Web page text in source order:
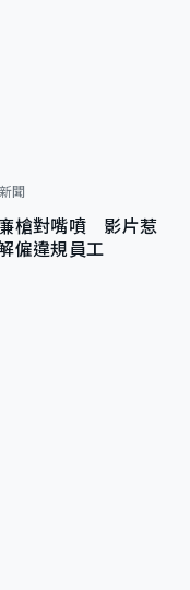
聞
槍對嘴噴 影片惹
僱違規員工